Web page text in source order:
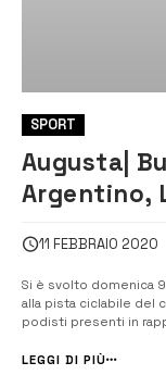
SPORT
Augusta|
Argentino,
11 FEBBRAIO 2020
Si è svolto domenica 9
alla pista ciclabile del
podisti presenti in
prestazione degli
LEGGI DI PIÙ